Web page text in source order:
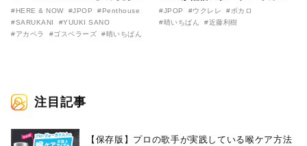
容が公開！ ゴスペラーズとゆか
りのあるアーティストが楽曲提
供（コメントあり）！
#HERE & NOW #JPOP
#Penthouse
#SARUKANI
#YUUKI SANO
#アカペラ
#ゴスペラーズ #晴いちばん
の“晴いちばん”との中３同士の
コラボ曲にも注目！
#JPOP #ウクレレ
#ボカロ
#晴いちばん
#近藤利樹
注目記事
【保存版】プロの歌手が実践している喉ケア⽅法